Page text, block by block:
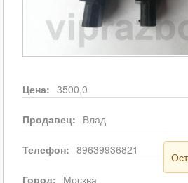
Цена: 3500,0
Продавец: Влад
Телефон: 89639936821
Город: Москва